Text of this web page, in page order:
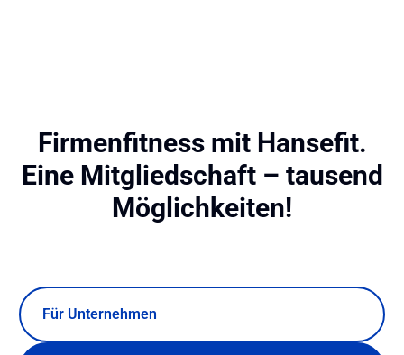
Firmenfitness mit Hansefit.
Eine Mitgliedschaft – tausend
Möglichkeiten!
Für Unternehmen